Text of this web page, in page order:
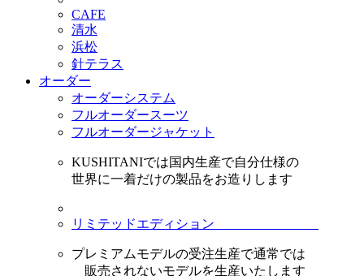
CAFE
清水
浜松
針テラス
オーダー
オーダーシステム
フルオーダースーツ
フルオーダージャケット
KUSHITANIでは国内生産で自分仕様の
世界に一着だけの製品をお造りします
リミテッドエディション
プレミアムモデルの受注生産で通常では
販売されないモデルを生産いたします